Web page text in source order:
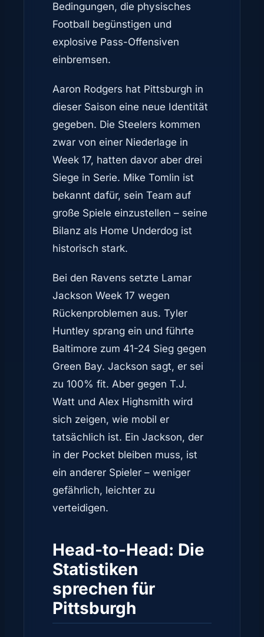
Bedingungen, die physisches
Football begünstigen und
explosive Pass-Offensiven
einbremsen.
Aaron Rodgers hat Pittsburgh in
dieser Saison eine neue Identität
gegeben. Die Steelers kommen
zwar von einer Niederlage in
Week 17, hatten davor aber drei
Siege in Serie. Mike Tomlin ist
bekannt dafür, sein Team auf
große Spiele einzustellen – seine
Bilanz als Home Underdog ist
historisch stark.
Bei den Ravens setzte Lamar
Jackson Week 17 wegen
Rückenproblemen aus. Tyler
Huntley sprang ein und führte
Baltimore zum 41-24 Sieg gegen
Green Bay. Jackson sagt, er sei
zu 100% fit. Aber gegen T.J.
Watt und Alex Highsmith wird
sich zeigen, wie mobil er
tatsächlich ist. Ein Jackson, der
in der Pocket bleiben muss, ist
ein anderer Spieler – weniger
gefährlich, leichter zu
verteidigen.
Head-to-Head: Die
Statistiken
sprechen für
Pittsburgh